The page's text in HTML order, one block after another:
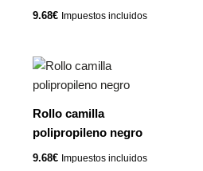
9.68€ Impuestos incluidos
Rollo camilla
polipropileno negro
9.68€ Impuestos incluidos